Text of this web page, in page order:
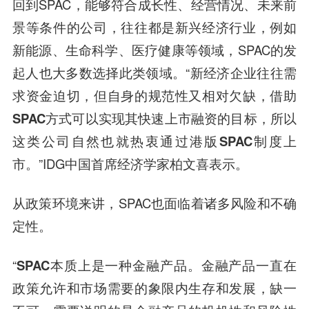
回到SPAC，能够符合成长性、经营情况、未来前
景等条件的公司，往往都是新兴经济行业，例如
新能源、生命科学、医疗健康等领域，SPAC的发
起人也大多数选择此类领域。“新经济企业往往需
求资金迫切，但自身的规范性又相对欠缺，借助
SPAC方式可以实现其快速上市融资的目标，所以
这类公司自然也就热衷通过港版SPAC制度上
市。 ”IDG中国首席经济学家柏文喜表示。
从政策环境来讲，SPAC也面临着诸多风险和不确
定性。
“SPAC本质上是一种金融产品。金融产品一直在
政策允许和市场需要的象限内生存和发展，缺一